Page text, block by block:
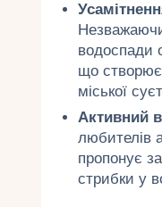
водоспади
що створює
міської
Активний
любителів
пропонує
стрибки у